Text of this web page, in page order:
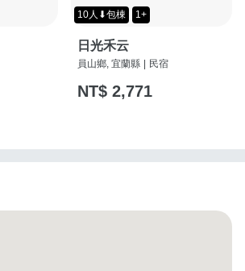
10人⬇包棟 1+
日光禾云
員山鄉, 宜蘭縣 | 民宿
NT$ 2,771